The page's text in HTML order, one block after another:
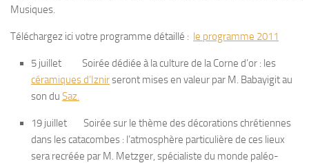
Musiques.
Téléchargez ici votre programme détaillé : le programme 2011
5 juillet Soirée dédiée à la culture de la Corne d’or : les
céramiques d’Iznirseront mises en valeur par M. Babayigit au
son du Saz.
19 juillet Soirée sur le thème des décorations chrétiennes
dans les catacombes : l’atmosphère particulière de ces lieux
sera recréée par M. Metzger, spécialiste du monde paléo-